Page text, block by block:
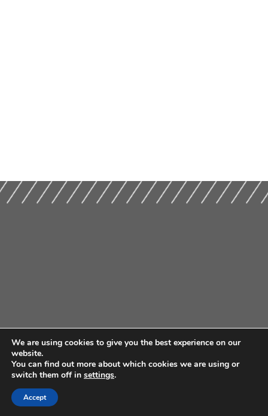
We are using cookies to give you the best experience on our
website.
You can find out more about which cookies we are using or
switch them off in settings.
Accept